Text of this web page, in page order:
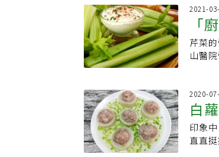
腐爛
生食
2.食
的一
據台
膠袋
芹菜
素易
用濕
健康
的信
作家
才能
了寶
一個
威廉
心理
或提
鍵。
細胞
身體
癌、
見，
菜、
草本
每100
板凝
能。
的天
但醫
使用
製處
量。
促進
草有
調節
2021-
「廚
抗
芹菜
山醫
食纖
助排
「芹
芹菜
便秘
2020-
白
印象
直直